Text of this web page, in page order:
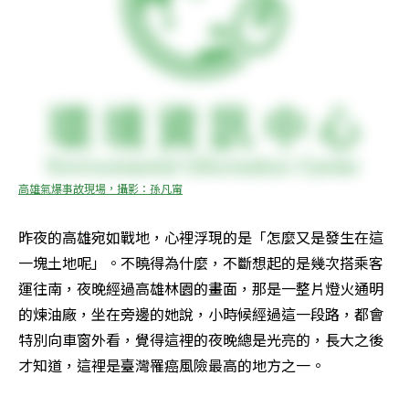
高雄氣爆事故現場，攝影：孫凡甯
昨夜的高雄宛如戰地，心裡浮現的是「怎麼又是發生在這
一塊土地呢」。不曉得為什麼，不斷想起的是幾次搭乘客
運往南，夜晚經過高雄林園的畫面，那是一整片燈火通明
的煉油廠，坐在旁邊的她說，小時候經過這一段路，都會
特別向車窗外看，覺得這裡的夜晚總是光亮的，長大之後
才知道，這裡是臺灣罹癌風險最高的地方之一。